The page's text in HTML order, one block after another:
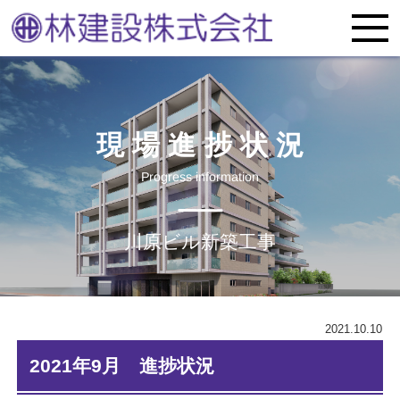
現場進捗状況
Progress information
川原ビル新築工事
2021.10.10
2021年9月 進捗状況